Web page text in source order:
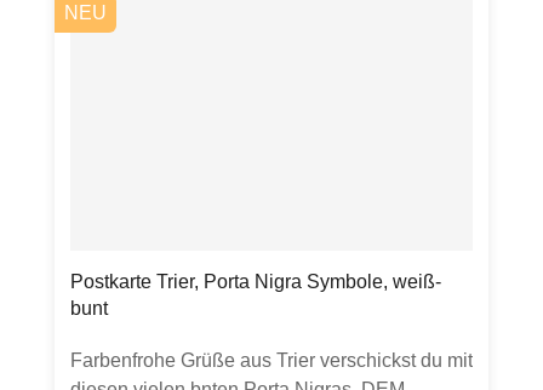
NEU
Postkarte Trier, Porta Nigra Symbole, weiß-
bunt
Farbenfrohe Grüße aus Trier verschickst du mit